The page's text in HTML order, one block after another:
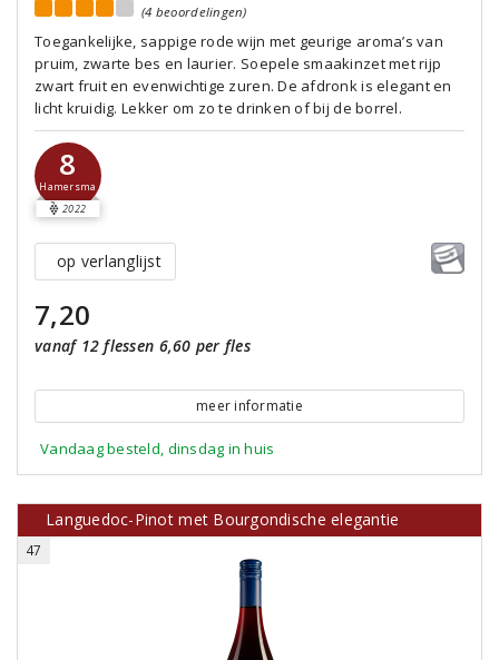
(4 beoordelingen)
Toegankelijke, sappige rode wijn met geurige aroma’s van
pruim, zwarte bes en laurier. Soepele smaakinzet met rijp
zwart fruit en evenwichtige zuren. De afdronk is elegant en
licht kruidig. Lekker om zo te drinken of bij de borrel.
8
Hamersma
2022
op verlanglijst
7,20
vanaf 12 flessen 6,60 per fles
meer informatie
Vandaag besteld, dinsdag in huis
Languedoc-Pinot met Bourgondische elegantie
47